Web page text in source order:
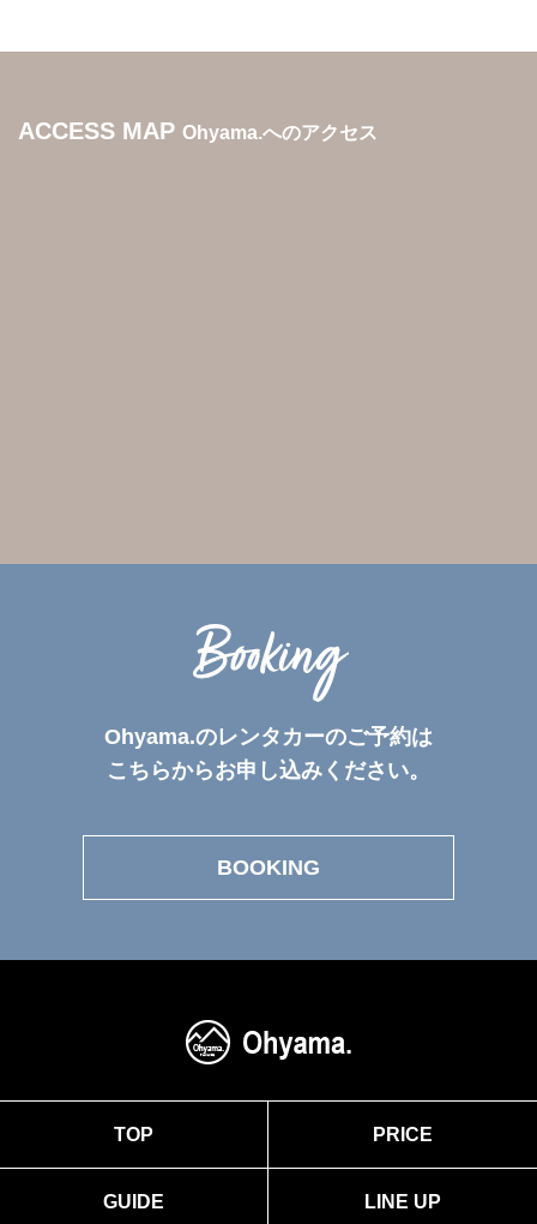
ACCESS MAP Ohyama.へのアクセス
Booking
Ohyama.のレンタカーのご予約は
こちらからお申し込みください。
BOOKING
TOP PRICE
GUIDE LINE UP